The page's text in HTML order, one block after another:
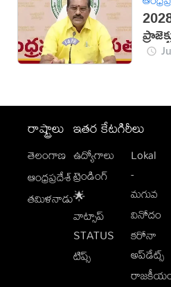
రాష్ట్రాలు
తెలంగాణ
ఆంధ్రప్రదేశ్
తమిళనాడు
ఇతర కేటగిరీలు
ఉద్యోగాలు
ట్రెండింగ్
🌟
వాట్సాప్
STATUS
టిప్స్
Lokal
-
మగువ
వినోదం
కరోనా
అప్‌డేట్స్